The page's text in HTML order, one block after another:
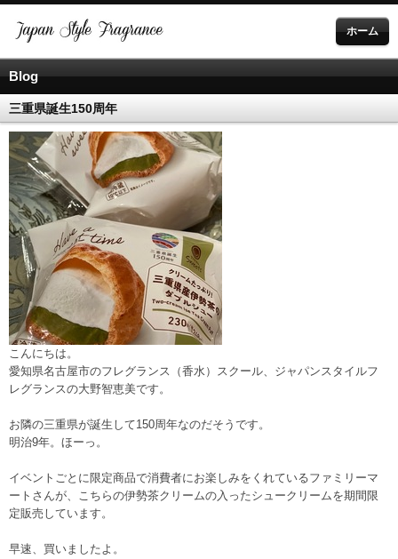
ホーム
Blog
三重県誕生150周年
こんにちは。
愛知県名古屋市のフレグランス（香水）スクール、ジャパンスタイルフ
レグランスの大野智恵美です。
お隣の三重県が誕生して150周年なのだそうです。
明治9年。ほーっ。
イベントごとに限定商品で消費者にお楽しみをくれているファミリーマ
ートさんが、こちらの伊勢茶クリームの入ったシュークリームを期間限
定販売しています。
早速、買いましたよ。